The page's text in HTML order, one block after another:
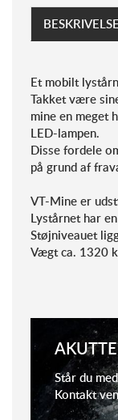
BESKRIVELSE
Et mobilt
Takket være
mine en meget
LED-lampen.
Disse fordele
på grund af
VT-Mine er
Lystårnet har
Støjniveauet
Vægt ca. 1320
Står du
Kontakt